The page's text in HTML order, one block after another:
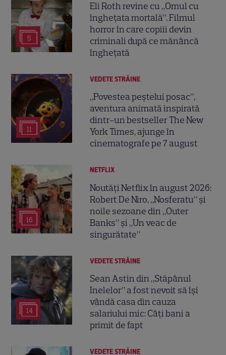
5
Eli Roth revine cu „Omul cu
înghețata mortală”. Filmul
horror în care copiii devin
criminali după ce mănâncă
înghețată
11
VEDETE STRĂINE
„Povestea peștelui posac”,
aventura animată inspirată
dintr-un bestseller The New
York Times, ajunge în
cinematografe pe 7 august
16
NETFLIX
Noutăți Netflix în august 2026:
Robert De Niro, „Nosferatu” și
noile sezoane din „Outer
Banks” și „Un veac de
singurătate”
14
VEDETE STRĂINE
Sean Astin din „Stăpânul
Inelelor” a fost nevoit să își
vândă casa din cauza
salariului mic: Câți bani a
primit de fapt
VEDETE STRĂINE